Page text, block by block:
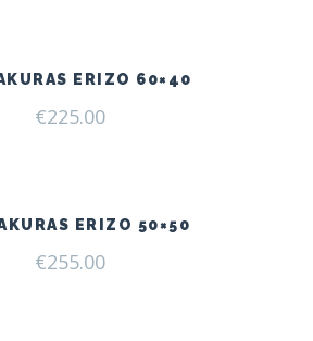
ERIZO 60×40
€225.00
ERIZO 50×50
€255.00